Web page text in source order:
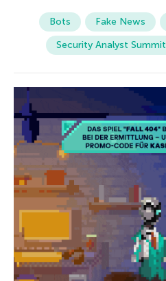
Bots Fake News
Security Analyst Summit